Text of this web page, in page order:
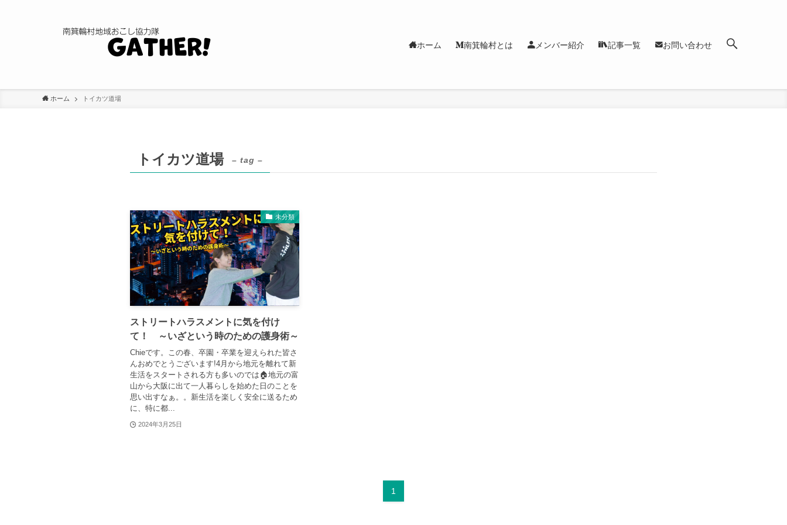
ホーム 南箕輪村とは メンバー紹介 記事一覧 お問い合わせ
ホーム トイカツ道場
トイカツ道場 – tag –
未分類
ストリートハラスメントに気を付け
て！ ～いざという時のための護身術～
Chieです。この春、卒園・卒業を迎えられた皆さ
んおめでとうございます!4月から地元を離れて新
生活をスタートされる方も多いのでは🏠地元の富
山から大阪に出て一人暮らしを始めた日のことを
思い出すなぁ。。新生活を楽しく安全に送るため
に、特に都...
2024年3月25日
1